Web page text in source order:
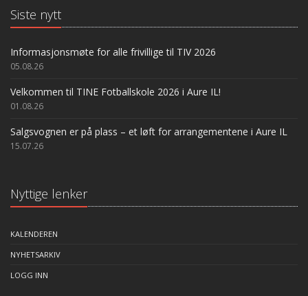
Siste nytt
Informasjonsmøte for alle frivillige til TIV 2026
05.08.26
Velkommen til TINE Fotballskole 2026 i Aure IL!
01.08.26
Salgsvognen er på plass – et løft for arrangementene i Aure IL
15.07.26
Nyttige lenker
KALENDEREN
NYHETSARKIV
LOGG INN